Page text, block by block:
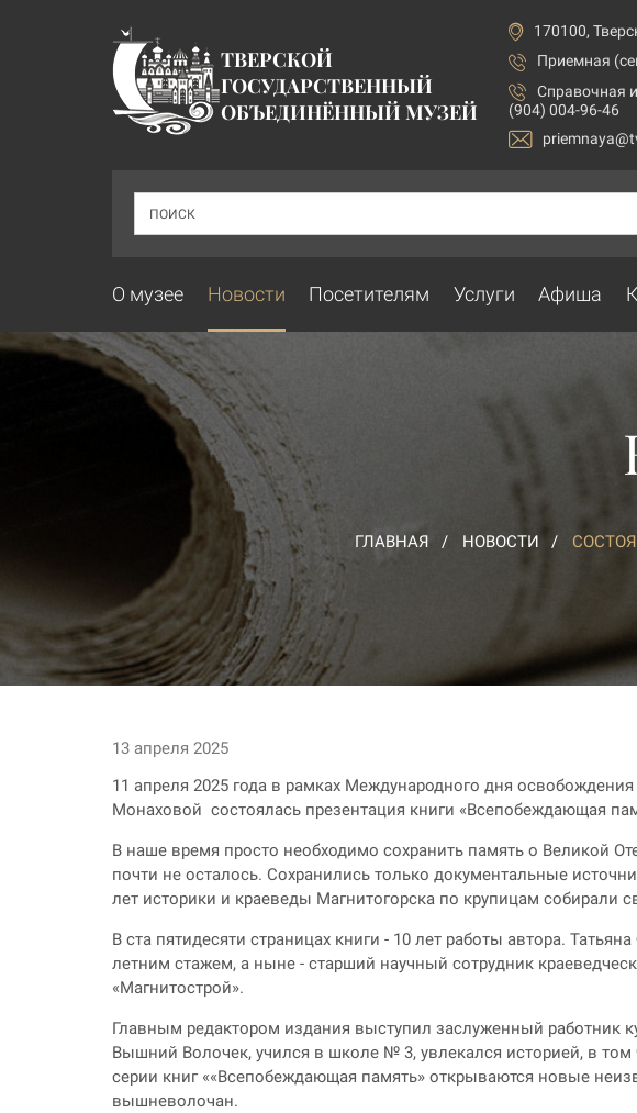
ТВЕРСКОЙ
ГОСУДАРСТВЕННЫЙ
ОБЪЕДИНЁННЫЙ МУЗЕЙ
170100,
Приемная
Справочная
(904) 004-96-46
ПОИСК
О музее Новости Посетителям Услуги Афиша
ГЛАВНАЯ НОВОСТИ
13 апреля 2025
11 апреля 2025 года в рамках Международного дня
Монаховой состоялась презентация книги «Всепобеждающая
В наше время просто необходимо сохранить память о Великой
почти не осталось. Сохранились только документальные
лет историки и краеведы Магнитогорска по крупицам
В ста пятидесяти страницах книги - 10 лет работы автора.
летним стажем, а ныне - старший научный сотрудник
«Магнитострой».
Главным редактором издания выступил заслуженный работник
Вышний Волочек, учился в школе № 3, увлекался историей, в
серии книг ««Всепобеждающая память» открываются новые
вышневолочан.